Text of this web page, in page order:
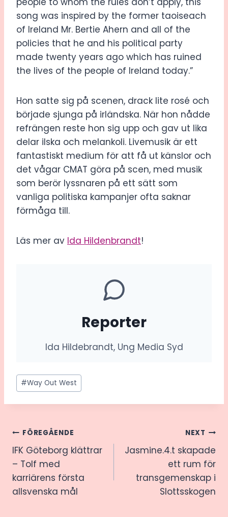
song was inspired by the former taoiseach
of Ireland Mr. Bertie Ahern and all of the
policies that he and his political party
made twenty years ago which has ruined
the lives of the people of Ireland today.”
Hon satte sig på scenen, drack lite rosé och
började sjunga på irländska. När hon nådde
refrängen reste hon sig upp och gav ut lika
delar ilska och melankoli. Livemusik är ett
fantastiskt medium för att få ut känslor och
det vågar CMAT göra på scen, med musik
som berör lyssnaren på ett sätt som
vanliga politiska kampanjer ofta saknar
förmåga till.
Läs mer av Ida Hildenbrandt!
Reporter
Ida Hildebrandt, Ung Media Syd
Post
Tags:
#Way Out West
Inläggsnavigering
FÖREGÅENDE
IFK Göteborg klättrar
– Tolf med
karriärens första
allsvenska mål
NEXT
Jasmine.4.t skapade
ett rum för
transgemenskap i
Slottsskogen